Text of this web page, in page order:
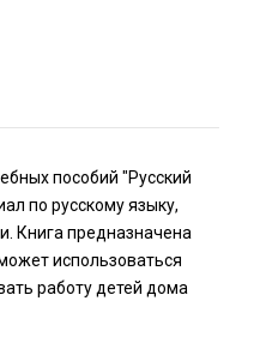
пособий "Русский
по русскому языку,
Книга предназначена
использоваться
работу детей дома